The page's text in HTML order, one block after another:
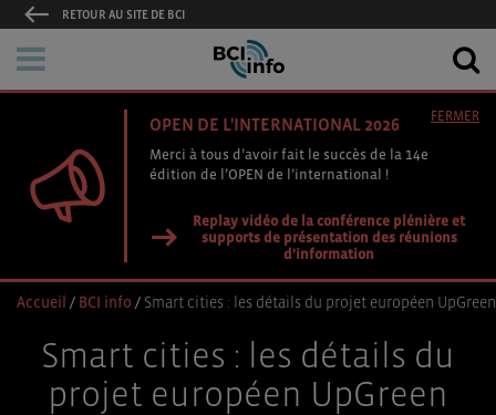
RETOUR AU SITE DE BCI
OPEN DE L'INTERNATIONAL 2026
Merci à tous d’avoir fait le succès de la 14e
édition de l’OPEN de l’international !
Replay vidéo de la conférence plénière et
supports de présentation des réunions
d'information
FERMER
Accueil / BCI info / Smart cities : les détails du projet européen UpGreen
Smart cities : les détails du
projet européen UpGreen